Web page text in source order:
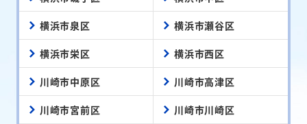
横浜市泉区 横浜市瀬谷区
横浜市栄区 横浜市西区
川崎市中原区 川崎市高津区
川崎市宮前区 川崎市川崎区